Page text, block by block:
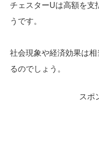
チェスターUは高額を支
うです。
社会現象や経済効果は
るのでしょう。
スポ